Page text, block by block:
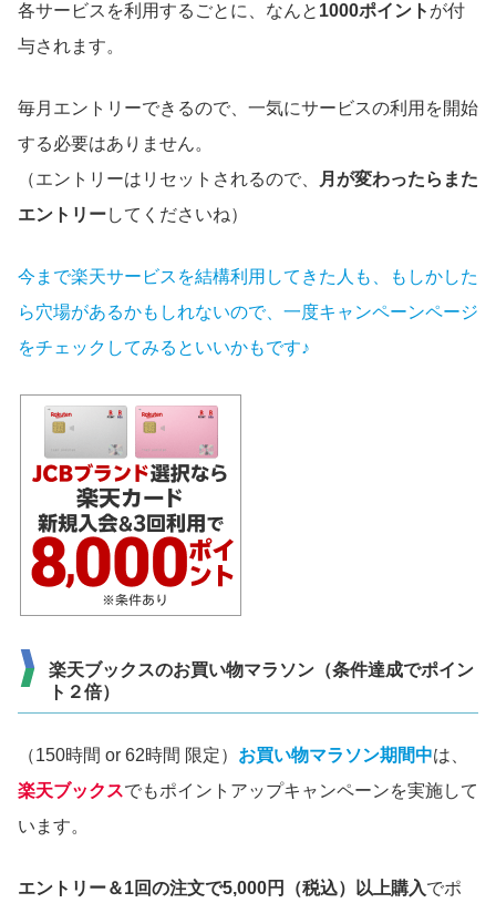
各サービスを利用するごとに、なんと 1000ポイント が付
与されます。
毎月エントリーできるので、一気にサービスの利用を開始
する必要はありません。
（エントリーはリセットされるので、
月が変わったらまた
エントリーしてくださいね）
今まで楽天サービスを結構利用してきた人も、もしかした
ら穴場があるかもしれないので、一度キャンペーンページ
をチェックしてみるといいかもです♪
楽天ブックスのお買い物マラソン（条件達成でポイン
ト２倍）
（150時間 or 62時間 限定） お買い物マラソン期間中は、
楽天ブックスでもポイントアップキャンペーンを実施して
います。
エントリー＆1回の注文で5,000円（税込）以上購入でポ